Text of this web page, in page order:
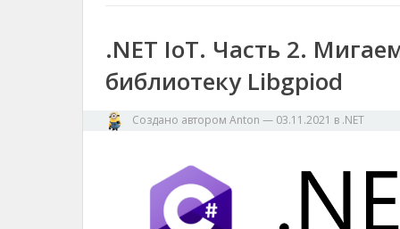
ь
.NET IoT. Часть 2.
библиотеку Libgpiod
Создано автором Anton — 03.11.2021 в .NET